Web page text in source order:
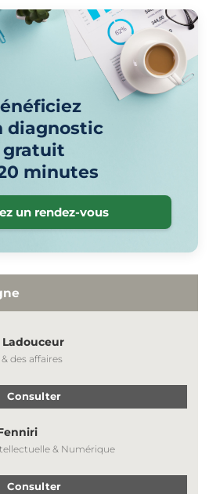
diagnostic
gratuit
minutes
un rendez-vous
Ladouceur
des affaires
Consulter
& Numérique
Consulter